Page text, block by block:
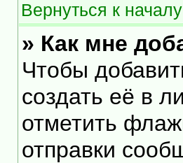
Вернуться к началу
» Как мне
Чтобы
создать её в
отметить
отправки